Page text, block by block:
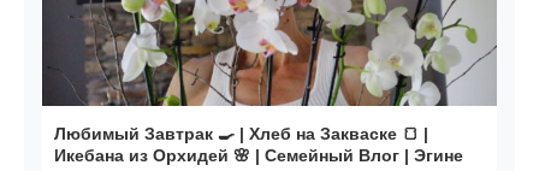
Любимый Завтрак 🍳 | Хлеб на Закваске 🍞 |
Икебана из Орхидей 🌸 | Семейный Влог | Эгине